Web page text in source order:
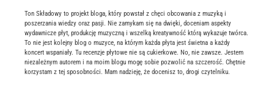
Ton Składowy to projekt bloga, który powstał z chęci obcowania z muzyką i
poszerzania wiedzy oraz pasji. Nie zamykam się na dwięki, doceniam aspekty
wydawnicze płyt, produkcję muzyczną i wszelką kreatywność którą wykazuje twórca.
To nie jest kolejny blog o muzyce, na którym każda płyta jest świetna a każdy
koncert wspaniały. Tu recenzje płytowe nie są cukierkowe. No, nie zawsze. Jestem
niezależnym autorem i na moim blogu mogę sobie pozwolić na szczerość. Chętnie
korzystam z tej sposobności. Mam nadzieję, że docenisz to, drogi czytelniku.